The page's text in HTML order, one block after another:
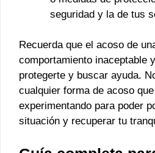
seguridad y la de tus
Recuerda que el acoso de
comportamiento inaceptable
protegerte y buscar ayuda.
cualquier forma de acoso
experimentando para poder
situación y recuperar tu